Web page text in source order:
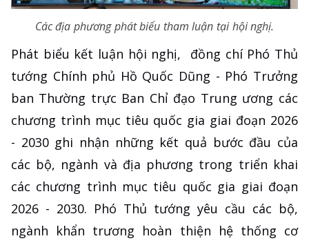
Các địa phương phát biểu tham luận tại hội nghị.
Phát biểu kết luận hội nghị, đồng chí Phó Thủ
tướng Chính phủ Hồ Quốc Dũng - Phó Trưởng
ban Thường trực Ban Chỉ đạo Trung ương các
chương trình mục tiêu quốc gia giai đoạn 2026
- 2030 ghi nhận những kết quả bước đầu của
các bộ, ngành và địa phương trong triển khai
các chương trình mục tiêu quốc gia giai đoạn
2026 - 2030. Phó Thủ tướng yêu cầu các bộ,
ngành khẩn trương hoàn thiện hệ thống cơ